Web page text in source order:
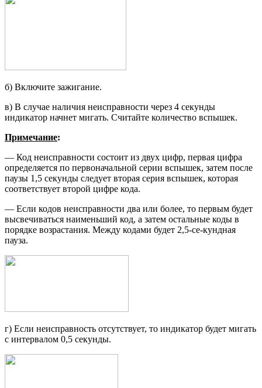
б) Включите зажигание.
в) В случае наличия неисправности через 4 секунды
индикатор начнет мигать. Считайте количество вспы­шек.
Примечание:
— Код неисправности состоит из двух цифр, первая цифра
определя­ется по первоначальной серии вспышек, затем после
паузы 1,5 секунды следует вторая серия вспышек, которая
соответствует второй цифре кода.
— Если кодов неисправности два или более, то первым будет
высвечи­ваться наименьший код, а затем остальные коды в
порядке возрас­тания. Между кодами будет 2,5-се-кундная
пауза.
г) Если неисправность отсутствует, то индикатор будет мигать
с интер­валом 0,5 секунды.